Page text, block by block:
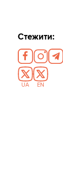
Стежити:
UA EN